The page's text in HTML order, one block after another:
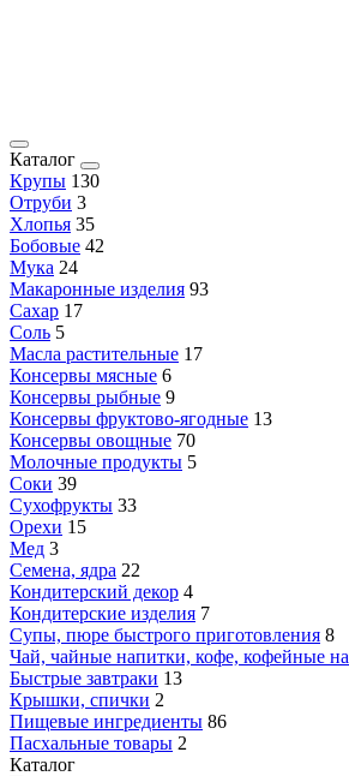
Каталог
Крупы 130
Отруби 3
Хлопья 35
Бобовые 42
Мука 24
Макаронные изделия 93
Сахар 17
Соль 5
Масла растительные 17
Консервы мясные 6
Консервы рыбные 9
Консервы фруктово-ягодные 13
Консервы овощные 70
Молочные продукты 5
Соки 39
Сухофрукты 33
Орехи 15
Мед 3
Семена, ядра 22
Кондитерский декор 4
Кондитерские изделия 7
Супы, пюре быстрого приготовления 8
Чай, чайные напитки, кофе, кофейные
Быстрые завтраки 13
Крышки, спички 2
Пищевые ингредиенты 86
Пасхальные товары 2
Каталог